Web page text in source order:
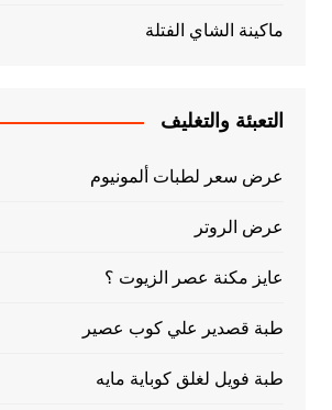
ماكينة الشاي الفتلة
التعبئة والتغليف
عرض سعر لطبات ألمونيوم
عرض الروتر
عايز مكنة عصر الزيوت ؟
طبة قصدير علي كوب عصير
طبة فويل لغلق كوباية مايه